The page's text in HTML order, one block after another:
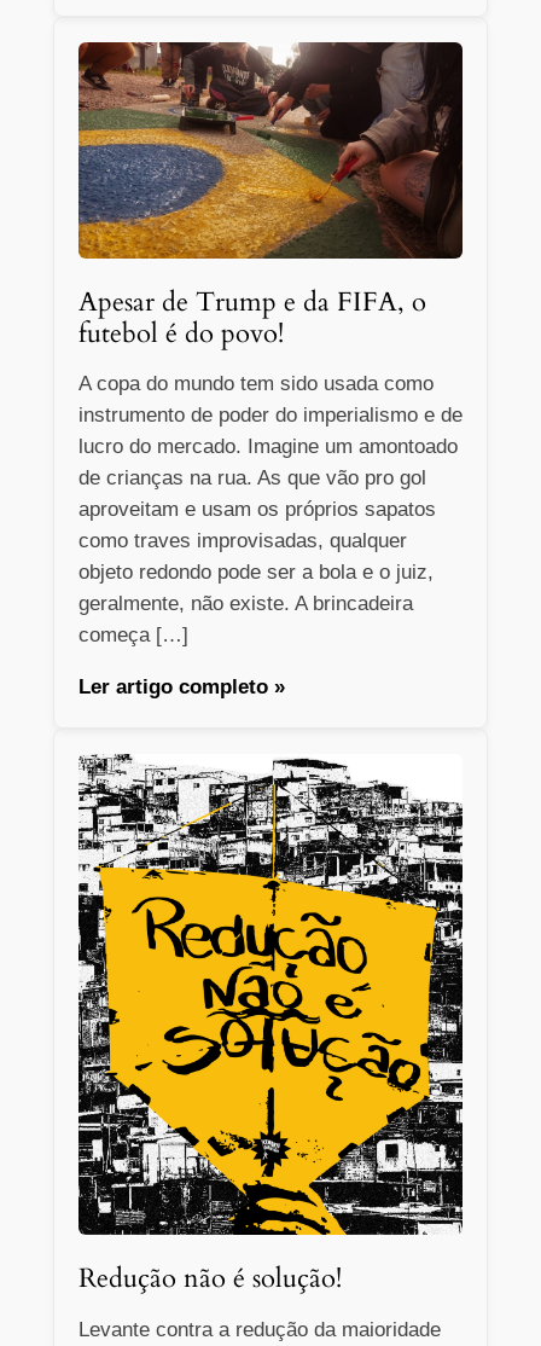
Apesar de Trump e da FIFA, o
futebol é do povo!
A copa do mundo tem sido usada como
instrumento de poder do imperialismo e de
lucro do mercado. Imagine um amontoado
de crianças na rua. As que vão pro gol
aproveitam e usam os próprios sapatos
como traves improvisadas, qualquer
objeto redondo pode ser a bola e o juiz,
geralmente, não existe. A brincadeira
começa […]
Ler artigo completo »
Redução não é solução!
Levante contra a redução da maioridade